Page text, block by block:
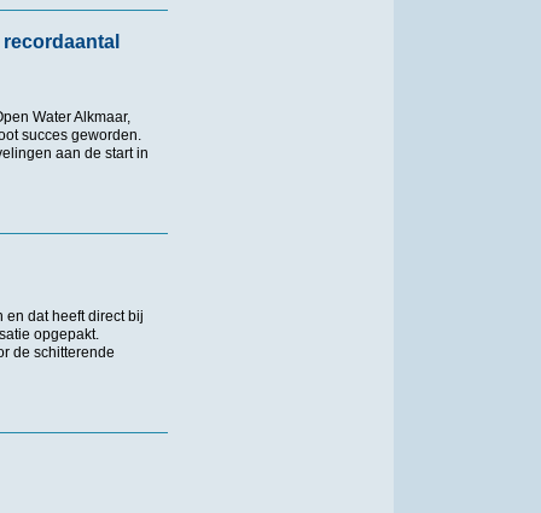
Water Alkmaar,
succes geworden.
aan de start in
deelnemers
en dat heeft direct bij
opgepakt.
de schitterende